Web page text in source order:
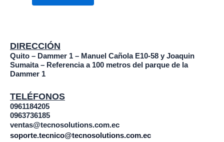
DIRECCIÓN
Quito – Dammer 1 – Manuel Cañola E10-58 y Joaquin
Sumaita – Referencia a 100 metros del parque de la
Dammer 1
TELÉFONOS
0961184205
0963736185
ventas@tecnosolutions.com.ec
soporte.tecnico@tecnosolutions.com.ec